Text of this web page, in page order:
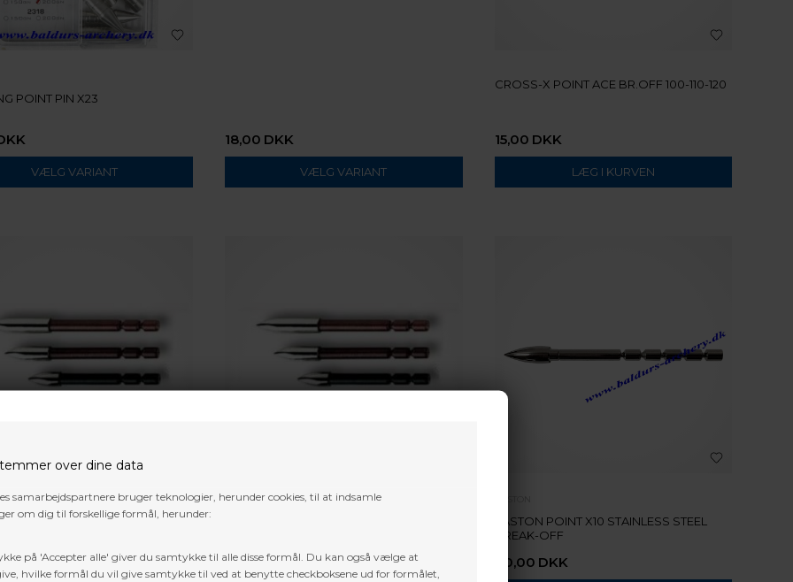
over dine data
samarbejdspartnere bruger teknologier, herunder cookies, til at indsamle
om dig til forskellige formål, herunder:
på 'Accepter alle' giver du samtykke til alle disse formål. Du kan også vælge at
hvilke formål du vil give samtykke til ved at benytte checkboksene ud for formålet,
POINT PIN X23
VÆLG VARIANT
18,00 DKK
VÆLG VARIANT
CROSS-X POINT ACE BR.OFF 100-110-120
15,00 DKK
X POINT ACE BR.OFF 80-90-100 CROSS-X POINT NAV BR.OFF 100-110-120
15,00DKK
EASTON POINT X10 STAINLESS STEEL
BREAK-OFF
30,00 DKK